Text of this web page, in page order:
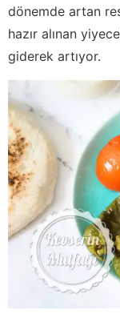
dönemde artan
hazır alınan
giderek artıyor.